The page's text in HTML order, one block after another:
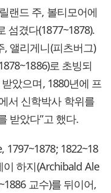
랜드 주, 볼티모어에
섬겼다(1877~1878).
앨리게니(피츠버그)
로 초빙되
았으며, 1880년에 프
서 신학박사 학위를
받았다”고 했다.
1797~1878; 1822~18
하지(Archibald Ale
교수)를 뒤이어,